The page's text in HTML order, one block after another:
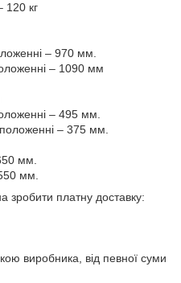
120 кг
– 970 мм.
– 1090 мм
– 495 мм.
– 375 мм.
мм.
мм.
зробити платну доставку:
виробника, від певної суми